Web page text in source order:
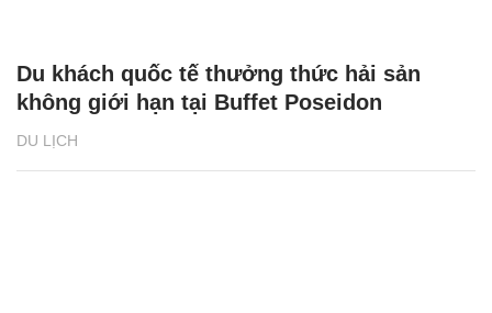
DU LỊCH
Du khách quốc tế thưởng thức hải sản
không giới hạn tại Buffet Poseidon